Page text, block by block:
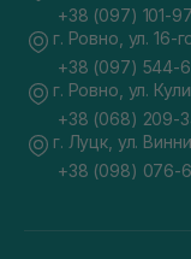
+38 (097) 101-
г. Ровно, ул. 16-
+38 (097) 544-
г. Ровно, ул.
+38 (068) 209-
г. Луцк, ул.
+38 (098) 076-